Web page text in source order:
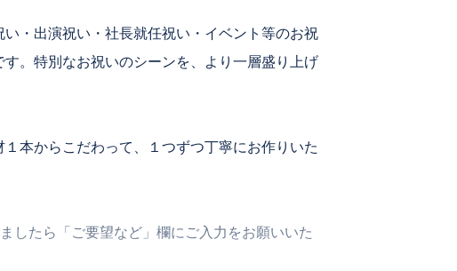
い・出演祝い・社長就任祝い・イベント等のお祝
す。特別なお祝いのシーンを、より一層盛り上げ
１本からこだわって、１つずつ丁寧にお作りいた
したら「ご要望など」欄にご入力をお願いいた